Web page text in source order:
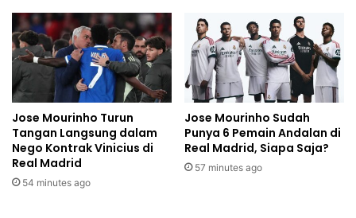
Jose Mourinho Turun
Tangan Langsung dalam
Nego Kontrak Vinicius di
Real Madrid
54 minutes ago
Jose Mourinho Sudah
Punya 6 Pemain Andalan di
Real Madrid, Siapa Saja?
57 minutes ago